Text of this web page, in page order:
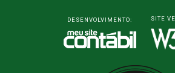
DESENVOLVIMENTO: SITE